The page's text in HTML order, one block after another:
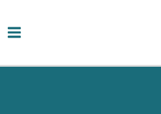
contenuto